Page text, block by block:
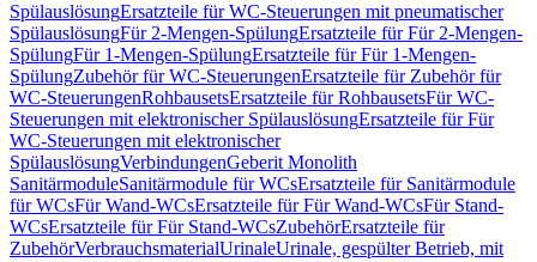
SpülauslösungErsatzteile für WC-Steuerungen mit pneumatischer
SpülauslösungFür 2-Mengen-SpülungErsatzteile für Für 2-Mengen-
SpülungFür 1-Mengen-SpülungErsatzteile für Für 1-Mengen-
SpülungZubehör für WC-SteuerungenErsatzteile für Zubehör für
WC-SteuerungenRohbausetsErsatzteile für RohbausetsFür WC-
Steuerungen mit elektronischer SpülauslösungErsatzteile für Für
WC-Steuerungen mit elektronischer
SpülauslösungVerbindungenGeberit Monolith
SanitärmoduleSanitärmodule für WCsErsatzteile für Sanitärmodule
für WCsFür Wand-WCsErsatzteile für Für Wand-WCsFür Stand-
WCsErsatzteile für Für Stand-WCsZubehörErsatzteile für
ZubehörVerbrauchsmaterialUrinaleUrinale, gespülter Betrieb, mit